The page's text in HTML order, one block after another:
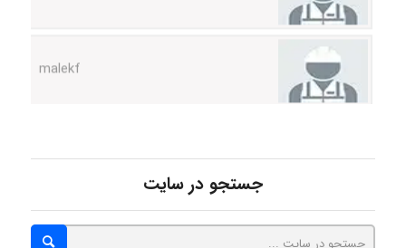
جستجو در سایت